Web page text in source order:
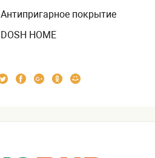
Антипригарное покрытие
DOSH HOME